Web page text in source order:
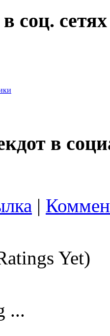
соц. сетях
в
|
Yet)
...